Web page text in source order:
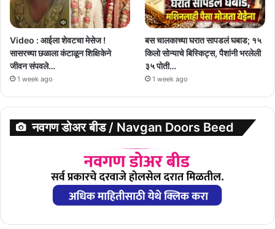
Video : आईला शेवटचा मेसेज !
सासरच्या छळाला कंटाळून शिक्षिकेने
जीवन संपवले…
1 week ago
बस चालकाच्या घरात सापडलं घबाड; १५
किलो सोन्याचे बिस्किट्स, पैशांनी भरलेली
३५ पोती…
1 week ago
नवगण डोअर बीड / Navgan Doors Beed